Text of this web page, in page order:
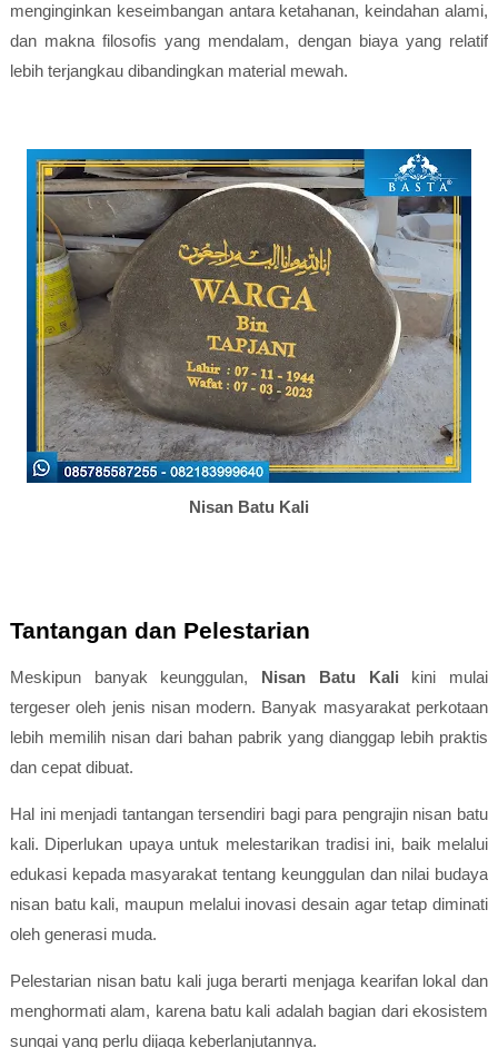
menginginkan keseimbangan antara ketahanan, keindahan alami,
dan makna filosofis yang mendalam, dengan biaya yang relatif
lebih terjangkau dibandingkan material mewah.
Nisan Batu Kali
Tantangan dan Pelestarian
Meskipun banyak keunggulan, Nisan Batu Kali kini mulai
tergeser oleh jenis nisan modern. Banyak masyarakat perkotaan
lebih memilih nisan dari bahan pabrik yang dianggap lebih praktis
dan cepat dibuat.
Hal ini menjadi tantangan tersendiri bagi para pengrajin nisan batu
kali. Diperlukan upaya untuk melestarikan tradisi ini, baik melalui
edukasi kepada masyarakat tentang keunggulan dan nilai budaya
nisan batu kali, maupun melalui inovasi desain agar tetap diminati
oleh generasi muda.
Pelestarian nisan batu kali juga berarti menjaga kearifan lokal dan
menghormati alam, karena batu kali adalah bagian dari ekosistem
sungai yang perlu dijaga keberlanjutannya.